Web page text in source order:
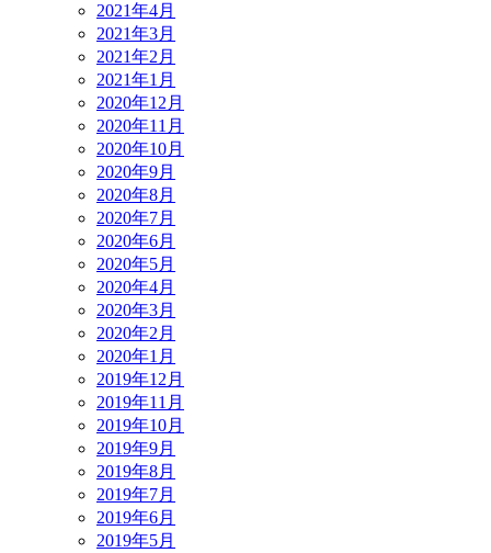
2021年4月
2021年3月
2021年2月
2021年1月
2020年12月
2020年11月
2020年10月
2020年9月
2020年8月
2020年7月
2020年6月
2020年5月
2020年4月
2020年3月
2020年2月
2020年1月
2019年12月
2019年11月
2019年10月
2019年9月
2019年8月
2019年7月
2019年6月
2019年5月